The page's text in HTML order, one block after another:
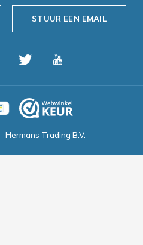
STUUR EEN EMAIL
- Hermans Trading B.V.